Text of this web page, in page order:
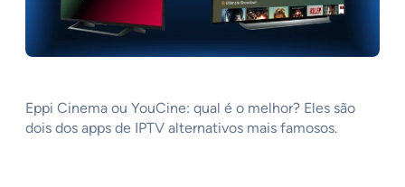
Eppi Cinema ou YouCine: qual é o melhor? Eles são
dois dos apps de IPTV alternativos mais famosos.